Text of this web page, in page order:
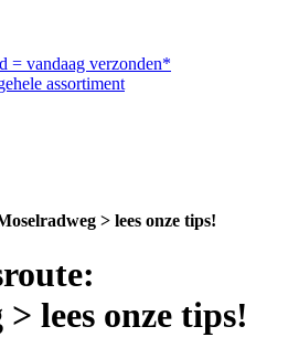
= vandaag verzonden*
assortiment
> lees onze tips!
lees onze tips!